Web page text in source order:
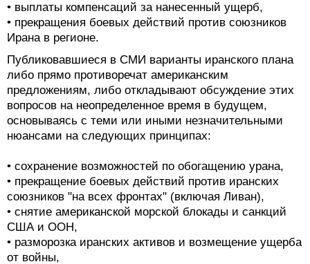
• выплаты компенсаций за нанесенный ущерб,
• прекращения боевых действий против союзников
Ирана в регионе.
Публиковавшиеся в СМИ варианты иранского плана
либо прямо противоречат американским
предложениям, либо откладывают обсуждение этих
вопросов на неопределенное время в будущем,
основываясь с теми или иными незначительными
нюансами на следующих принципах:
• сохранение возможностей по обогащению урана,
• прекращение боевых действий против иранских
союзников "на всех фронтах" (включая Ливан),
• снятие американской морской блокады и санкций
США и ООН,
• разморозка иранских активов и возмещение ущерба
от войны,